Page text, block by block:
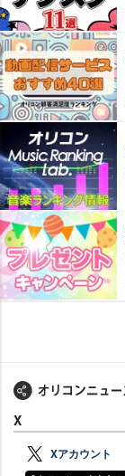
X
Xアカウント